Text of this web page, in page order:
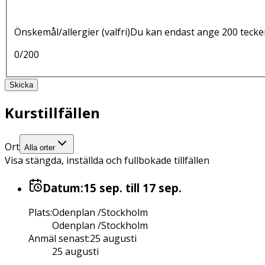
Önskemål/allergier(valfri)Du kan endast ange 200
0/200
Skicka
Kurstillfällen
Ort Alla orter
Visa stängda, inställda och fullbokade tillfällen
Datum:15 sep. till 17 sep.
Plats:Odenplan /Stockholm
Odenplan /Stockholm
Anmäl senast:25 augusti
25 augusti